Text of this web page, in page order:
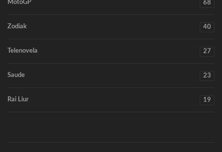
MotoGP 68
Zodiak 40
Telenovela 27
Saude 23
Rai Liur 19